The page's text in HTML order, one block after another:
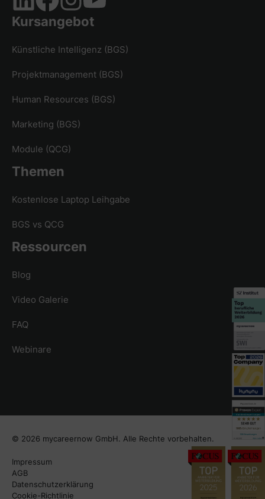
Kursangebot
Künstliche Intelligenz (BGS)
Projektmanagement (BGS)
Human Resources (BGS)
Marketing (BGS)
Module (QCG)
Themen
Kostenlose Laptop Leihgabe
BGS vs QCG
Ressourcen
Blog
Video Galerie
FAQ
Webinare
© 2026 mycareernow GmbH. Alle Rechte vorbehalten.
Impressum
AGB
Datenschutzerklärung
Cookie-Richtlinie